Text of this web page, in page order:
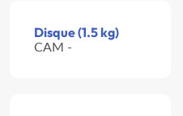
Disque (1.5 kg)
CAM -